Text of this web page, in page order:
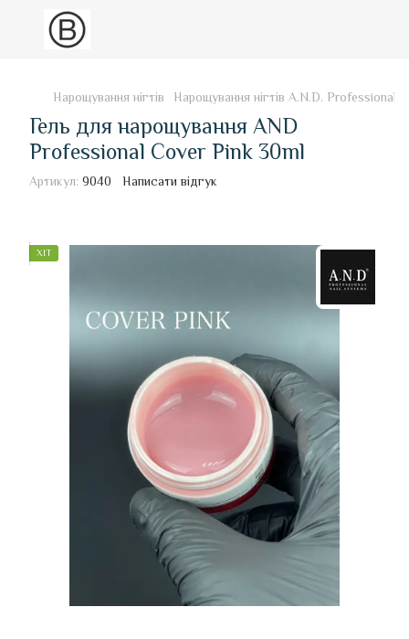
Нарощування нігтів Нарощування нігтів A.N.D. Professional
Гель для нарощування AND
Professional Cover Pink 30ml
Артикул: 9040 Написати відгук
ХІТ